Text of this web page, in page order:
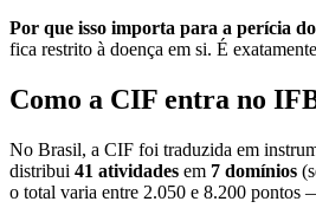
Por que isso importa para a perícia
fica restrito à doença em si. É
Como a CIF entra no
No Brasil, a CIF foi traduzida em
distribui 41 atividades em 7 domínios
o total varia entre 2.050 e 8.200 pontos